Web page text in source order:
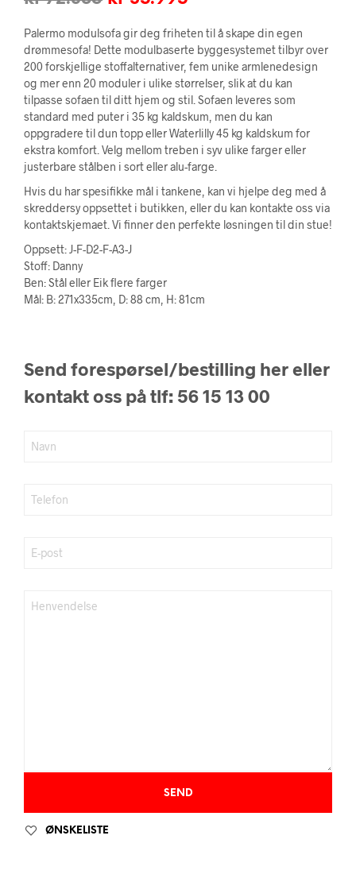
pris
var:
kr 72.385.
pris
er:
kr 35.995.
Palermo modulsofa gir deg friheten til å skape din egen
drømmesofa! Dette modulbaserte byggesystemet tilbyr over
200 forskjellige stoffalternativer, fem unike armlenedesign
og mer enn 20 moduler i ulike størrelser, slik at du kan
tilpasse sofaen til ditt hjem og stil. Sofaen leveres som
standard med puter i 35 kg kaldskum, men du kan
oppgradere til dun topp eller Waterlilly 45 kg kaldskum for
ekstra komfort. Velg mellom treben i syv ulike farger eller
justerbare stålben i sort eller alu-farge.
Hvis du har spesifikke mål i tankene, kan vi hjelpe deg med å
skreddersy oppsettet i butikken, eller du kan kontakte oss via
kontaktskjemaet. Vi finner den perfekte løsningen til din stue!
Oppsett: J-F-D2-F-A3-J
Stoff: Danny
Ben: Stål eller Eik flere farger
Mål: B: 271x335cm, D: 88 cm, H: 81cm
Send forespørsel/bestilling her eller
kontakt oss på tlf: 56 15 13 00
ØNSKELISTE